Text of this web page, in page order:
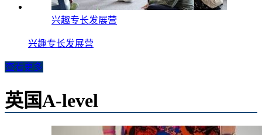
兴趣专长发展营
兴趣专长发展营
查看更多
英国A-level